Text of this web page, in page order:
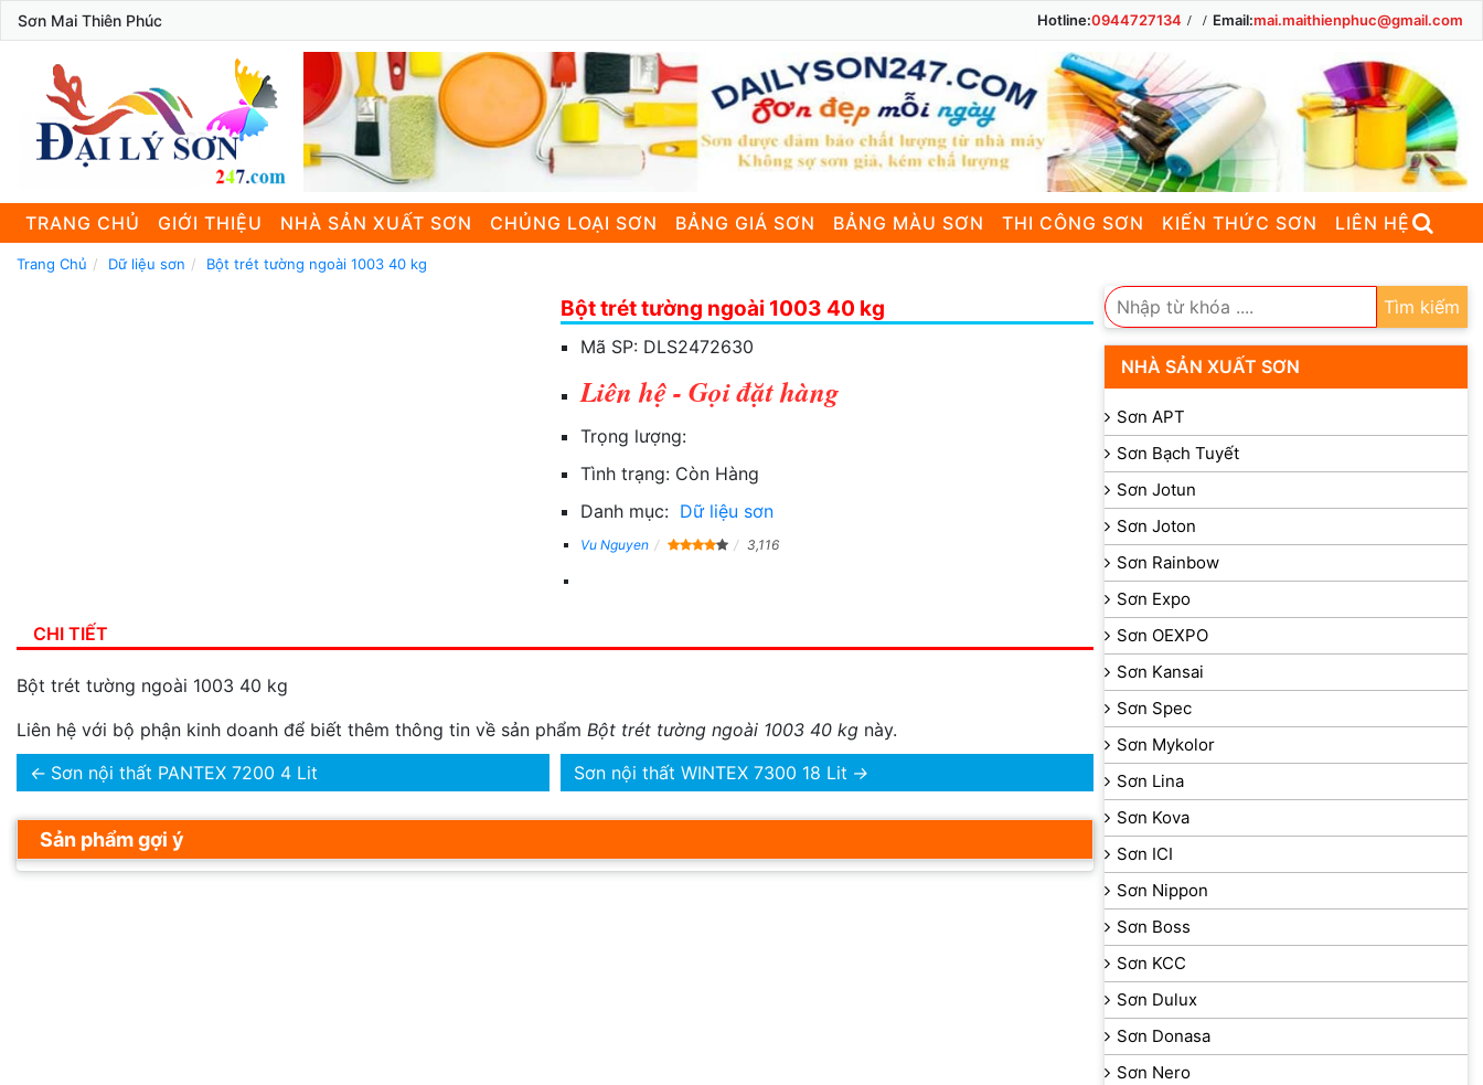
Sơn Mai Thiên Phúc Hotline:0944727134 Email:mai.maithienphuc@gmail.com
TRANG CHỦ GIỚI THIỆU NHÀ SẢN XUẤT SƠN CHỦNG LOẠI SƠN BẢNG GIÁ SƠN BẢNG MÀU SƠN THI CÔNG SƠN KIẾN THỨC SƠN LIÊN HỆ
Trang Chủ Dữ liệu sơn Bột trét tường ngoài 1003 40 kg
Bột trét tường ngoài 1003 40 kg
Mã SP: DLS2472630
Liên hệ - Gọi đặt hàng
Trọng lượng:
Tình trạng: Còn Hàng
Danh mục: Dữ liệu sơn
Vu Nguyen 3,116
CHI TIẾT
Bột trét tường ngoài 1003 40 kg
Liên hệ với bộ phận kinh doanh để biết thêm thông tin về sản phẩm Bột trét tường ngoài 1003 40 kg này.
← Sơn nội thất PANTEX 7200 4 Lit Sơn nội thất WINTEX 7300 18 Lit →
Sản phẩm gợi ý
Tìm kiếm
NHÀ SẢN XUẤT SƠN
Sơn APT
Sơn Bạch Tuyết
Sơn Jotun
Sơn Joton
Sơn Rainbow
Sơn Expo
Sơn OEXPO
Sơn Kansai
Sơn Spec
Sơn Mykolor
Sơn Lina
Sơn Kova
Sơn ICI
Sơn Nippon
Sơn Boss
Sơn KCC
Sơn Dulux
Sơn Donasa
Sơn Nero